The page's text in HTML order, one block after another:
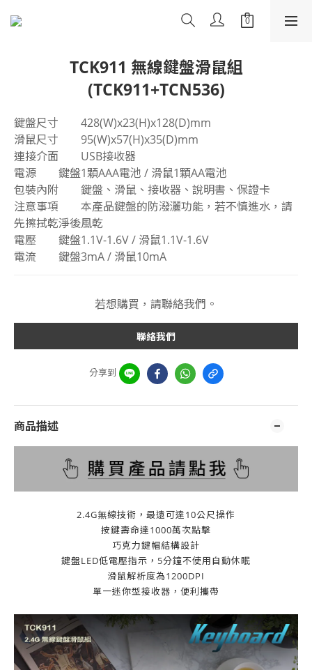
TCK911 無線鍵盤滑鼠組
(TCK911+TCN536)
​鍵盤尺寸	428(W)x23(H)x128(D)mm
滑鼠尺寸	95(W)x57(H)x35(D)mm
連接介面	USB接收器
電源	鍵盤1顆AAA電池 / 滑鼠1顆AA電池
包裝內附	鍵盤、滑鼠、接收器、說明書、保證卡
注意事項	本產品鍵盤的防潑灑功能，若不慎進水，請
先擦拭乾淨後風乾
電壓	鍵盤1.1V-1.6V / 滑鼠1.1V-1.6V
電流	鍵盤3mA / 滑鼠10mA
若想購買，請聯絡我們。
聯絡我們
分享到
商品描述
2.4G無線技術，最遠可達10公尺操作
按鍵壽命達1000萬次點擊
巧克力鍵帽結構設計
鍵盤LED低電壓指示，5分鐘不使用自動休眠
滑鼠解析度為1200DPI
單一迷你型接收器，便利攜帶